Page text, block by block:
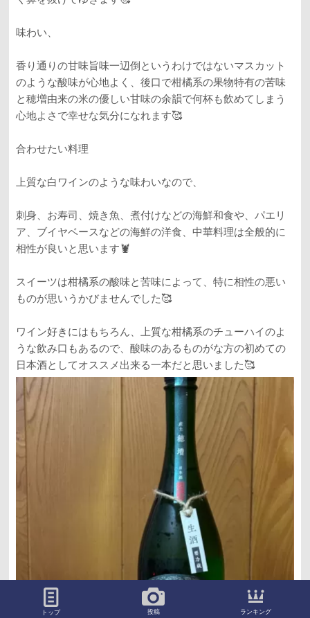
味わい、
香り通りの甘味旨味一辺倒というわけではないマスカット
のような酸味が心地よく、後口で柑橘系の果物特有の苦味
と穂増由来の米の優しい甘味の余韻で何杯も飲めてしまう
心地よさで幸せな気分になれます🥰
合わせたい料理
上質な白ワインのような味わいなので、
刺身、お寿司、焼き魚、煮付けなどの海鮮和食や、パエリ
ア、ブイヤベースなどの海鮮の洋食、中華料理は全般的に
相性が良いと思います🦞
スイーツは柑橘系の酸味と苦味によって、特に相性の悪い
ものが思いうかびませんでした🥰
ワイン好きにはもちろん、上質な柑橘系のチューハイのよ
うな飲み口もあるので、酸味のあるものがな方の初めての
日本酒としてオススメ出来る一本だと思いました🥰
トップ 投稿 ランキング